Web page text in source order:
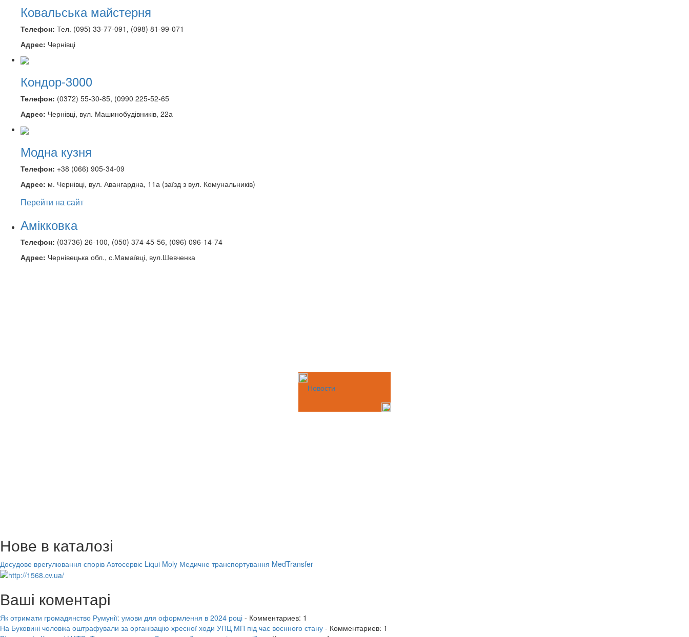
Ковальська майстерня
Телефон: Тел. (095) 33-77-091, (098) 81-99-071
Адрес: Чернівці
Кондор-3000
Телефон: (0372) 55-30-85, (0990 225-52-65
Адрес: Чернівці, вул. Машинобудівників, 22а
Модна кузня
Телефон: +38 (066) 905-34-09
Адрес: м. Чернівці, вул. Авангардна, 11а (заїзд з вул. Комунальників)
Перейти на сайт
Амікковка
Телефон: (03736) 26-100, (050) 374-45-56, (096) 096-14-74
Адрес: Чернівецька обл., с.Мамаївці, вул.Шевченка
Новости
Нове в каталозі
Досудове врегулювання спорів Автосервіс Liqui Moly Медичне транспортування MedTransfer
Ваші коментарі
Як отримати громадянство Румунії: умови для оформлення в 2024 році - Комментариев: 1
На Буковині чоловіка оштрафували за організацію хресної ходи УПЦ МП під час воєнного стану - Комментариев: 1